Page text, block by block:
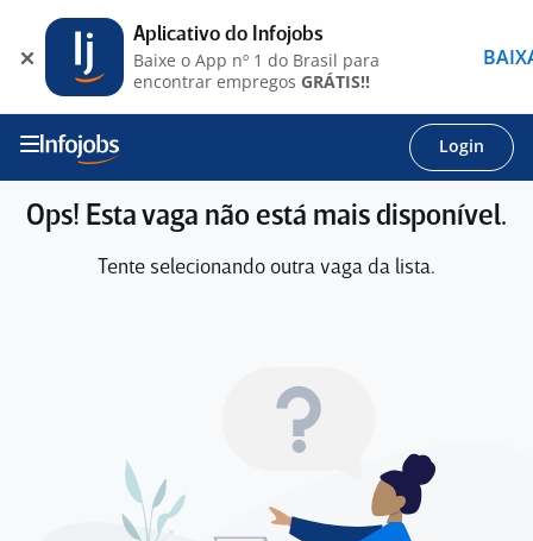
Login
Ops! Esta vaga não está mais disponível.
Tente selecionando outra vaga da lista.
Aplicativo do Infojobs
Baixe o App nº 1 do Brasil para
encontrar empregos GRÁTIS!!